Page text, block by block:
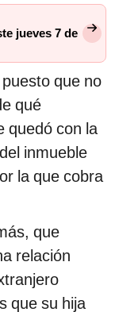
jueves 7 de
que no
qué
quedó con la
inmueble
la que cobra
que
relación
que su hija